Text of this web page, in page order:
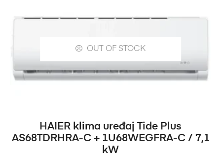
OUT OF STOCK
PROČITAJ VIŠE
HAIER klima uređaj Tide Plus
AS68TDRHRA-C + 1U68WEGFRA-C / 7,1
kW